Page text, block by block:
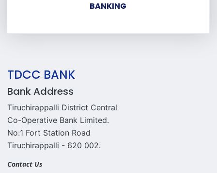
BANKING
TDCC BANK
Bank Address
Tiruchirappalli District Central
Co-Operative Bank Limited.
No:1 Fort Station Road
Tiruchirappalli - 620 002.
Contact Us